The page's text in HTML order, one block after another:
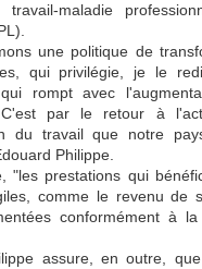
travail-maladie
une politique de
qui privilégie, je le
rompt avec
C'est par le retour à
du travail que notre
Philippe.
"les prestations qui
comme le revenu de
conformément à
assure, en outre,